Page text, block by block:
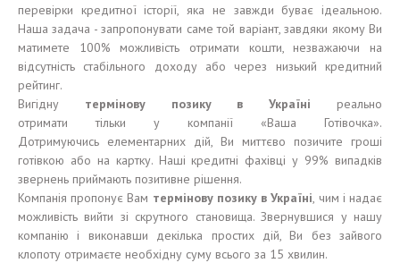
перевірки кредитної історії, яка не завжди буває ідеальною.
Наша задача - запропонувати саме той варіант, завдяки якому Ви
матимете 100% можливість отримати кошти, незважаючи на
відсутність стабільного доходу або через низький кредитний
рейтинг.
Вигідну термінову позикув Україні реально
отримати тільки у компанії «Ваша Готівочка».
Дотримуючись елементарних дій, Ви миттєво позичите гроші
готівкою або на картку. Наші кредитні фахівці у 99% випадків
звернень приймають позитивне рішення.
Компанія пропонує Вам термінову позику в Україні, чим і надає
можливість вийти зі скрутного становища. Звернувшися у нашу
компанію і виконавши декілька простих дій, Ви без зайвого
клопоту отримаєте необхідну суму всього за 15 хвилин.